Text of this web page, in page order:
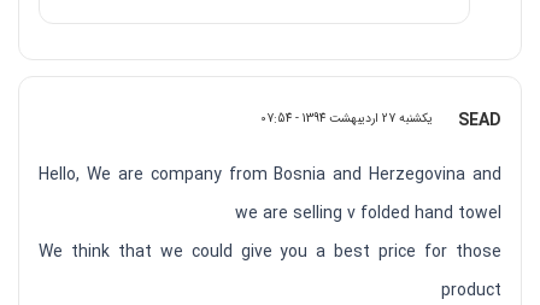
SEAD یکشنبه 27 اردیبهشت 1394 - 07:54
Hello, We are company from Bosnia and Herzegovina and
we are selling v folded hand towel
We think that we could give you a best price for those
product